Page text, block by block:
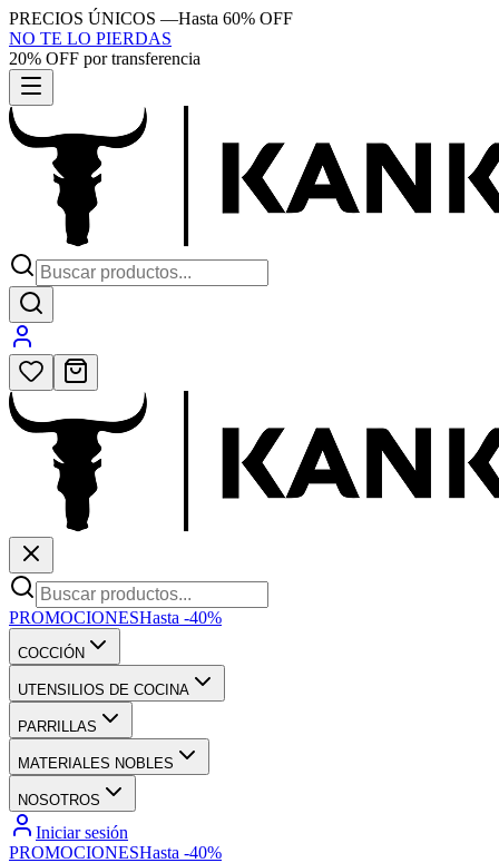
PRECIOS ÚNICOS —Hasta 60% OFF
NO TE LO PIERDAS
20% OFF por transferencia
PROMOCIONESHasta -40%
COCCIÓN
UTENSILIOS DE COCINA
PARRILLAS
MATERIALES NOBLES
NOSOTROS
Iniciar sesión
PROMOCIONESHasta -40%